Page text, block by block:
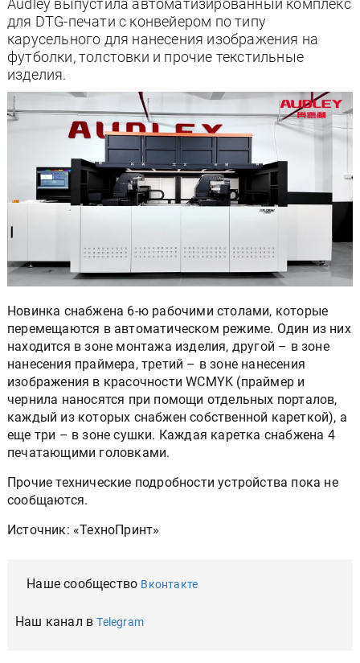
Audley выпустила автоматизированный комплекс
для DTG-печати с конвейером по типу
карусельного для нанесения изображения на
футболки, толстовки и прочие текстильные
изделия.
Новинка снабжена 6-ю рабочими столами, которые
перемещаются в автоматическом режиме. Один из них
находится в зоне монтажа изделия, другой – в зоне
нанесения праймера, третий – в зоне нанесения
изображения в красочности WCMYK (праймер и
чернила наносятся при помощи отдельных порталов,
каждый из которых снабжен собственной кареткой), а
еще три – в зоне сушки. Каждая каретка снабжена 4
печатающими головками.
Прочие технические подробности устройства пока не
сообщаются.
Источник: «ТехноПринт»
Наше сообщество Вконтакте
Наш канал вTelegram